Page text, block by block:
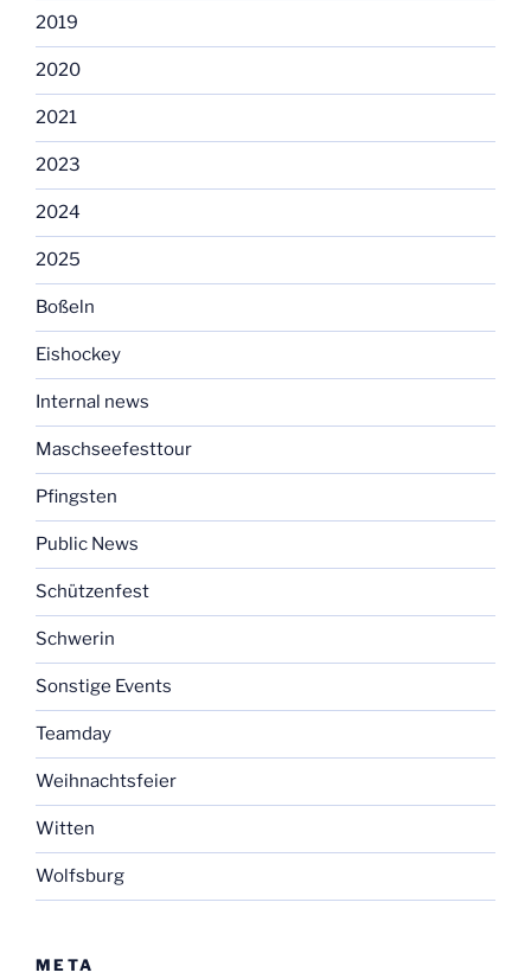
2019
2020
2021
2023
2024
2025
Boßeln
Eishockey
Internal news
Maschseefesttour
Pfingsten
Public News
Schützenfest
Schwerin
Sonstige Events
Teamday
Weihnachtsfeier
Witten
Wolfsburg
META